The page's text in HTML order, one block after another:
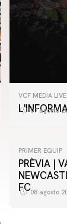
VCF MEDIA LIVE
07 agosto
PRIMER EQUIP
PRÈVIA |
FC08 agosto